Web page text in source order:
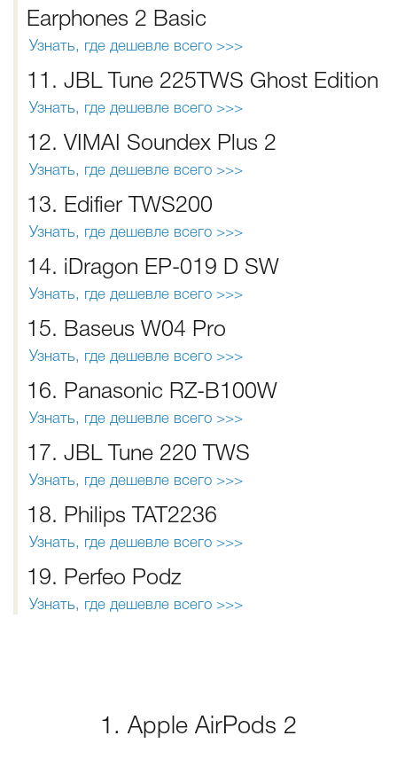
Earphones 2 Basic
Узнать, где дешевле всего >>>
11. JBL Tune 225TWS Ghost Edition
Узнать, где дешевле всего >>>
12. VIMAI Soundex Plus 2
Узнать, где дешевле всего >>>
13. Edifier TWS200
Узнать, где дешевле всего >>>
14. iDragon EP-019 D SW
Узнать, где дешевле всего >>>
15. Baseus W04 Pro
Узнать, где дешевле всего >>>
16. Panasonic RZ-B100W
Узнать, где дешевле всего >>>
17. JBL Tune 220 TWS
Узнать, где дешевле всего >>>
18. Philips TAT2236
Узнать, где дешевле всего >>>
19. Perfeo Podz
Узнать, где дешевле всего >>>
1. Apple AirPods 2